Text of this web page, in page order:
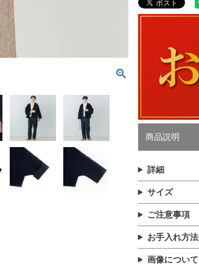
商品説明
詳細
サイズ
ご注意事項
お手入れ方法
画像について